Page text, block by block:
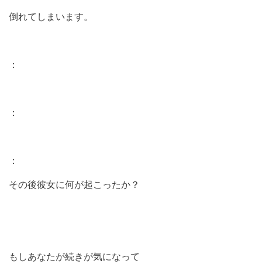
倒れてしまいます。
：
：
：
その後彼女に何が起こったか？
もしあなたが続きが気になって